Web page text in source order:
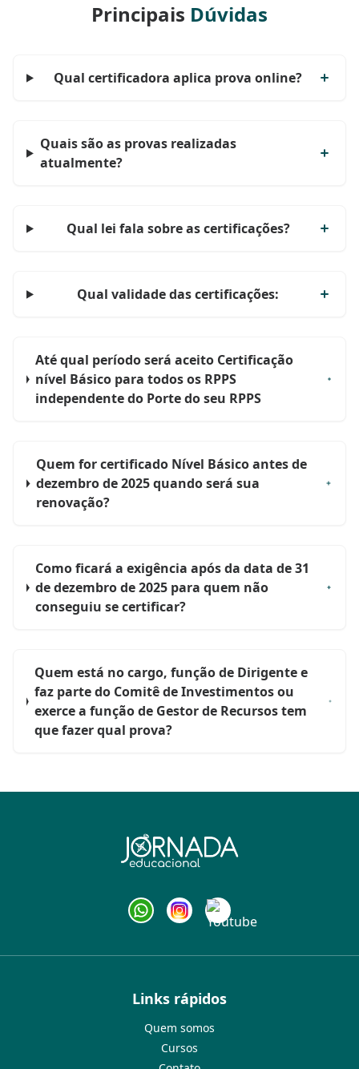
Principais Dúvidas
Qual certificadora aplica prova online?
Quais são as provas realizadas
atualmente?
Qual lei fala sobre as certificações?
Qual validade das certificações:
Até qual período será aceito Certificação
nível Básico para todos os RPPS
independente do Porte do seu RPPS
Quem for certificado Nível Básico antes de
dezembro de 2025 quando será sua
renovação?
Como ficará a exigência após da data de 31
de dezembro de 2025 para quem não
conseguiu se certificar?
Quem está no cargo, função de Dirigente e
faz parte do Comitê de Investimentos ou
exerce a função de Gestor de Recursos tem
que fazer qual prova?
Links rápidos
Quem somos
Cursos